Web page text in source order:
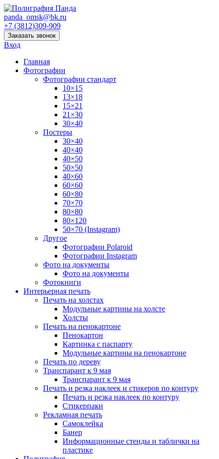
panda_omsk@bk.ru
+7 (3812)309-909
Заказать звонок
Вход
Главная
Фотографии
Фотографии стандарт
10×15
13×18
15×21
21×30
30×40
Постеры
30×40
40×40
40×50
50×50
40×60
60×60
60×80
70×70
80×80
80×120
50×70 (Instagram)
Другое
Фотографии Polaroid
Фотографии Instagram
Фото на документы
Фото на документы
Фотокниги
Интерьерная печать
Печать на холстах
Модульные картины на холсте
Холсты
Печать на пенокартоне
Пенокартон
Картинка с паспарту
Модульные картины на пенокартоне
Печать по дереву
Транспарант к 9 мая
Транспарант к 9 мая
Печать и резка наклеек и стикеров по контуру
Печать и резка наклеек по контуру
Стикерпаки
Рекламная печать
Самоклейка
Банер
Информационные стенды и таблички на
пластике